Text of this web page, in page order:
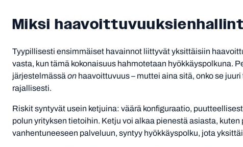
Miksi
Tyypillisesti ensimmäiset havainnot liittyvät yksittäisiin
vasta, kun tämä kokonaisuus hahmotetaan hyökkäyspolkuna.
järjestelmässäonhaavoittuvuus – muttei aina sitä, onko se
rajallisesti.
Riskit syntyvät usein ketjuina: väärä konfiguraatio,
polun yrityksen tietoihin. Ketju voi alkaa pienestä asiasta,
vanhentuneeseen palveluun, syntyy hyökkäyspolku, jota